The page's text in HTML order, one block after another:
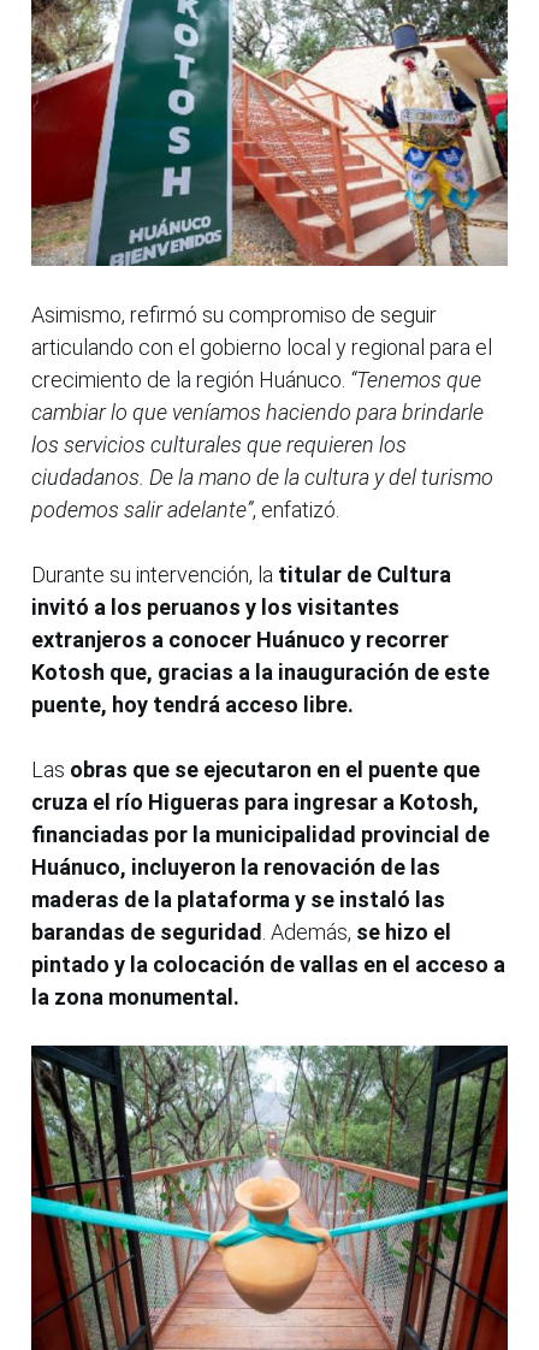
Asimismo, refirmó su compromiso de seguir
articulando con el gobierno local y regional para el
crecimiento de la región Huánuco. “Tenemos que
cambiar lo que veníamos haciendo para brindarle
los servicios culturales que requieren los
ciudadanos. De la mano de la cultura y del turismo
podemos salir adelante”, enfatizó.
Durante su intervención, la titular de Cultura
invitó a los peruanos y los visitantes
extranjeros a conocer Huánuco y recorrer
Kotosh que, gracias a la inauguración de este
puente, hoy tendrá acceso libre.
Las obras que se ejecutaron en el puente que
cruza el río Higueras para ingresar a Kotosh,
financiadas por la municipalidad provincial de
Huánuco, incluyeron la renovación de las
maderas de la plataforma y se instaló las
barandas de seguridad. Además, se hizo el
pintado y la colocación de vallas en el acceso a
la zona monumental.